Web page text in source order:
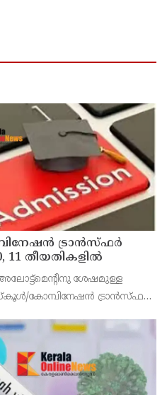
ട്രാൻസ്ഫർ
തീയതികളിൽ
അലോട്ട്‌മെന്റിനു ശേഷമുള്ള
സ്‌കൂൾ/കോമ്പിനേഷൻ ട്രാൻസ്ഫർ